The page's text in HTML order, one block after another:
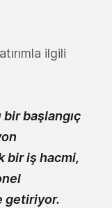
ilgili
bir başlangıç
bir iş hacmi,
getiriyor.